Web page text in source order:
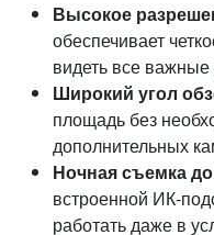
Высокое
обеспечивает
видеть все важные
Широкий угол
площадь без
дополнительных
Ночная съемка
встроенной ИК-
работать даже в